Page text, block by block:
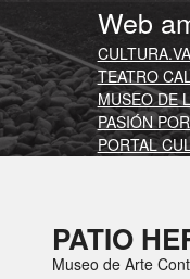
Web
TEATRO
MUSEO DE
PASIÓN
PORTAL
PATIO
Museo de Arte